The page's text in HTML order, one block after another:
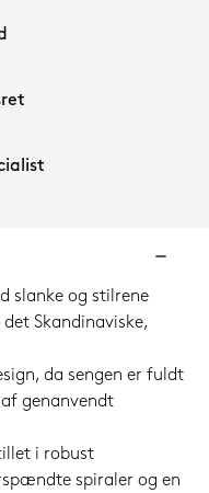
slanke og stilrene
Skandinaviske,
da sengen er fuldt
genanvendt
i robust
spiraler og en